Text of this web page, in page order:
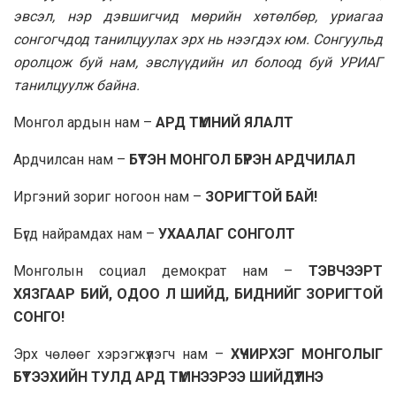
эвсэл, нэр дэвшигчид мөрийн хөтөлбөр, уриагаа
сонгогчдод танилцуулах эрх нь нээгдэх юм. Сонгуульд
оролцож буй нам, эвслүүдийн ил болоод буй УРИАГ
танилцуулж байна.
Монгол ардын нам – АРД ТҮМНИЙ ЯЛАЛТ
Ардчилсан нам – БҮТЭН МОНГОЛ БҮРЭН АРДЧИЛАЛ
Иргэний зориг ногоон нам – ЗОРИГТОЙ БАЙ!
Бүгд найрамдах нам – УХААЛАГ СОНГОЛТ
Монголын социал демократ нам – ТЭВЧЭЭРТ
ХЯЗГААР БИЙ, ОДОО Л ШИЙД, БИДНИЙГ ЗОРИГТОЙ
СОНГО!
Эрх чөлөөг хэрэгжүүлэгч нам – ХҮЧИРХЭГ МОНГОЛЫГ
БҮТЭЭХИЙН ТУЛД АРД ТҮМНЭЭРЭЭ ШИЙДҮҮЛНЭ